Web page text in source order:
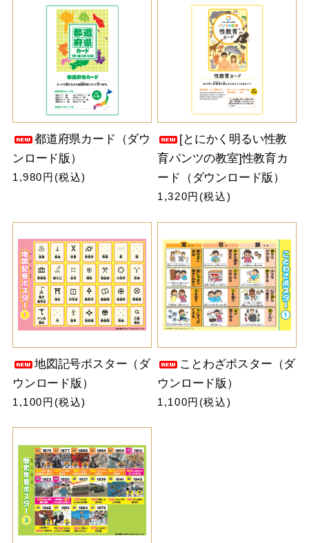
都道府県カード（ダウ
ンロード版）
1,980円(税込)
[とにかく明るい性教
育パンツの教室]性教育カ
ード（ダウンロード版）
1,320円(税込)
地図記号ポスター（ダ
ウンロード版）
1,100円(税込)
ことわざポスター（ダ
ウンロード版）
1,100円(税込)